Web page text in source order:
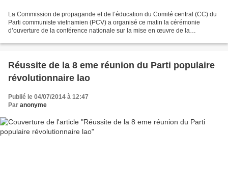
La Commission de propagande et de l’éducation du Comité central (CC) du
Parti communiste vietnamien (PCV) a organisé ce matin la cérémonie
d’ouverture de la conférence nationale sur la mise en œuvre de la
Réussite de la 8 eme réunion du Parti populaire
révolutionnaire lao
Publié le 04/07/2014 à 12:47
Par anonyme